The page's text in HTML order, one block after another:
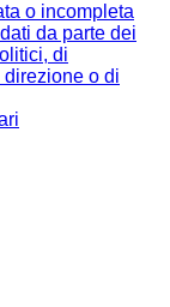
o incompleta
da parte dei
di
o di